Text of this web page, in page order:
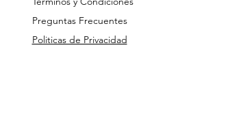
Preguntas Frecuentes
Politicas de Privacidad